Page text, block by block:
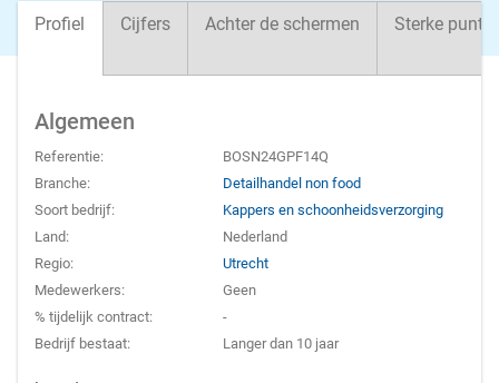
Profiel Cijfers Achter de schermen Sterke
Algemeen
Referentie:
BOSN24GPF14Q
Branche:
Detailhandel non food
Soort bedrijf:
Kappers en schoonheidsverzorging
Land:
Nederland
Regio:
Utrecht
Medewerkers:
Geen
% tijdelijk contract:
-
Bedrijf bestaat:
Langer dan 10 jaar